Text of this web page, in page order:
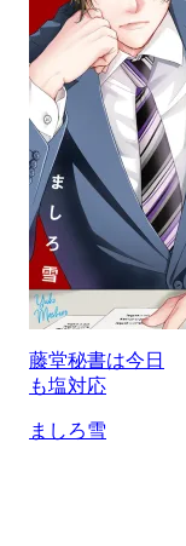
藤堂秘書は今日
も塩対応
ましろ雪